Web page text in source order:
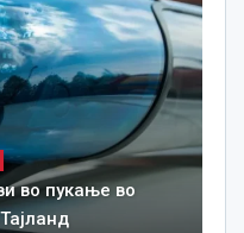
во пукање во